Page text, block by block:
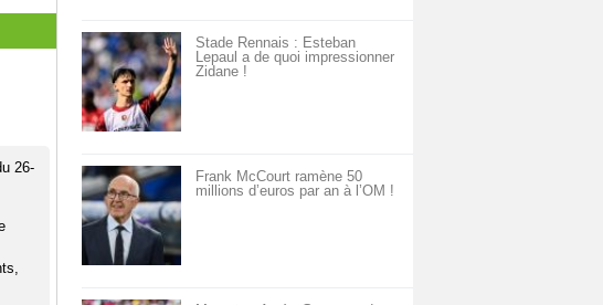
26-
Stade Rennais : Esteban
Lepaul a de quoi impressionner
Zidane !
Frank McCourt ramène 50
millions d’euros par an à l’OM !